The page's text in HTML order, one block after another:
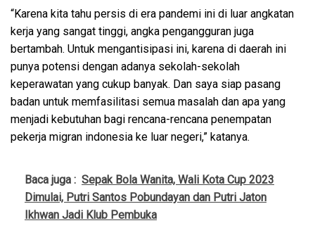
“Karena kita tahu persis di era pandemi ini di luar angkatan
kerja yang sangat tinggi, angka pengangguran juga
bertambah. Untuk mengantisipasi ini, karena di daerah ini
punya potensi dengan adanya sekolah-sekolah
keperawatan yang cukup banyak. Dan saya siap pasang
badan untuk memfasilitasi semua masalah dan apa yang
menjadi kebutuhan bagi rencana-rencana penempatan
pekerja migran indonesia ke luar negeri,” katanya.
Baca juga : Sepak Bola Wanita, Wali Kota Cup 2023
Dimulai, Putri Santos Pobundayan dan Putri Jaton
Ikhwan Jadi Klub Pembuka